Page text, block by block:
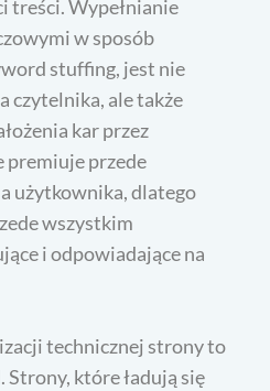
treści. Wypełnianie
w sposób
stuffing, jest nie
czytelnika, ale także
kar przez
premiuje przede
użytkownika, dlatego
wszystkim
i odpowiadające na
technicznej strony to
Strony, które ładują się